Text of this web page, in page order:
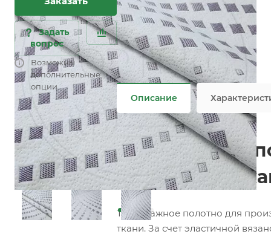
Задать
вопрос
Возможны
дополнительные
опции
Состав— 100% PES
Плотность— 370 гр/м2
Ширина рулона—
230 см
Все характеристики
Не является публичной офертой
Описание
Трикотажное
(Матрасная
Трикотажное полотно для
ткани. За счет эластичной